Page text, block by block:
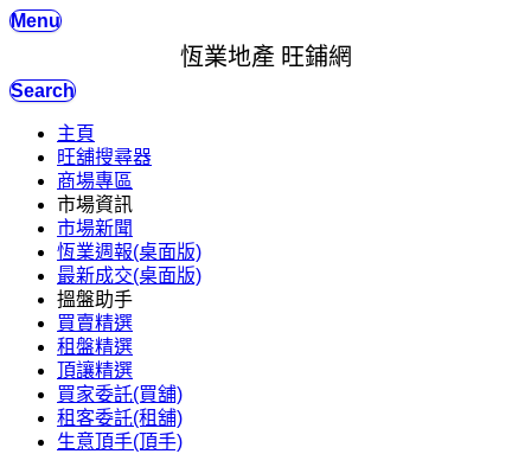
Menu
恆業地產 旺鋪網
Search
主頁
旺舖搜尋器
商場專區
市場資訊
市場新聞
恆業週報(桌面版)
最新成交(桌面版)
搵盤助手
買賣精選
租盤精選
頂讓精選
買家委託(買舖)
租客委託(租舖)
生意頂手(頂手)